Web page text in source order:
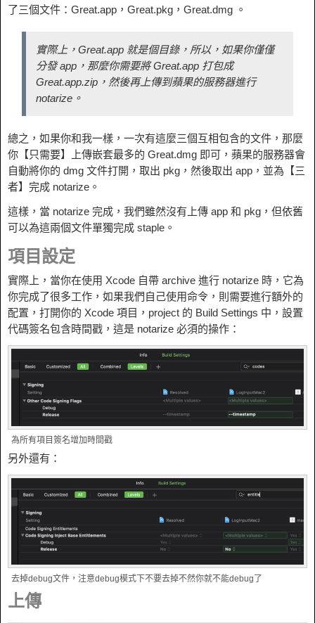
了三個文件：Great.app，Great.pkg，Great.dmg 。
實際上，Great.app 就是個目錄，所以，如果你僅僅
分發 app，那麼你需要將 Great.app 打包成
Great.app.zip，然後再上傳到蘋果的服務器進行
notarize。
總之，如果你和我一樣，一次有這麼三個互相包含的文件，那麼
你【只需要】上傳嵌套最多的 Great.dmg 即可，蘋果的服務器會
自動將你的 dmg 文件打開，取出 pkg，然後取出 app，並為【三
者】完成 notarize。
這樣，當 notarize 完成，我們雖然沒有上傳 app 和 pkg，但依舊
可以為這兩個文件單獨完成 staple。
項目設定
實際上，當你在使用 Xcode 自帶 archive 進行 notarize 時，它為
你完成了很多工作，如果我們自己使用命令，則需要進行額外的
配置，打開你的 Xcode 項目，project 的 Build Settings 中，設置
代碼簽名包含時間戳，這是 notarize 必須的操作：
為所有項目簽名增加時間戳
另外還有：
去掉debug文件，注意debug模式下不要去掉不然你就不能debug了
上傳